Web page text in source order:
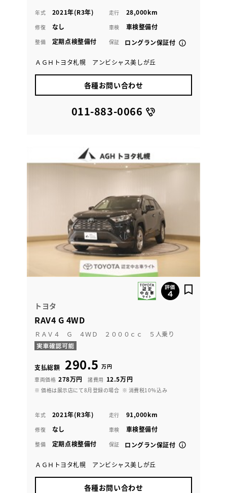
年式 2021年(R3年) 走行 28,000km
修復 なし 車検 車検整備付
整備 定期点検整備付 保証 ロングラン保証付
ＡＧＨトヨタ札幌 アンビシャス美しが丘
各種お問い合わせ
011-883-0066
トヨタ
RAV4 G 4WD
ＲＡＶ４ Ｇ ４ＷＤ ２０００ｃｃ ５人乗り
支払総額 290.5 万円
車両価格 278万円 諸費用 12.5万円
※ 価格は展示店にて8月登録の場合 ※ 消費税10％込み
年式 2021年(R3年) 走行 91,000km
修復 なし 車検 車検整備付
整備 定期点検整備付 保証 ロングラン保証付
ＡＧＨトヨタ札幌 アンビシャス美しが丘
各種お問い合わせ